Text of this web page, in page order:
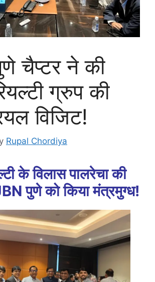
चैप्टर ने की
ग्रुप की
विजिट!
Rupal Chordiya
के विलास पालरेचा की
पुणे को किया मंत्रमुग्ध!